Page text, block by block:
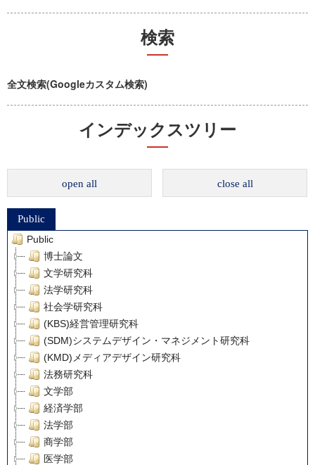
検索
全文検索(Googleカスタム検索)
インデックスツリー
open all close all
Public
Public
博士論文
文学研究科
法学研究科
社会学研究科
(KBS)経営管理研究科
(SDM)システムデザイン・マネジメント研究科
(KMD)メディアデザイン研究科
法務研究科
文学部
経済学部
法学部
商学部
医学部